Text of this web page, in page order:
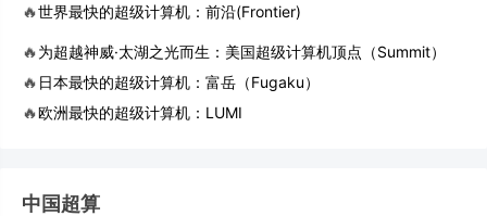
🔥世界最快的超级计算机：前沿(Frontier)
🔥为超越神威·太湖之光而生：美国超级计算机顶点（Summit）
🔥 日本最快的超级计算机：富岳（Fugaku）
🔥欧洲最快的超级计算机：LUMI
中国超算